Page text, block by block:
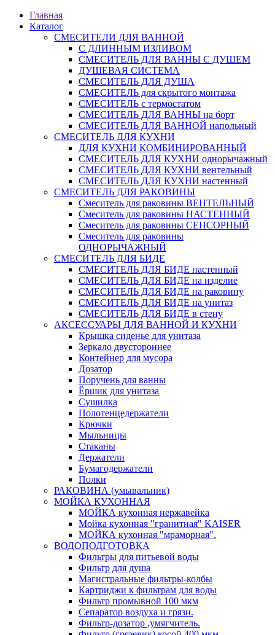
Главная
Каталог
СМЕСИТЕЛИ ДЛЯ ВАННОЙ
С ДЛИННЫМ ИЗЛИВОМ
СМЕСИТЕЛЬ ДЛЯ ВАННЫ С ДУШЕМ
ДУШЕВАЯ СИСТЕМА
СМЕСИТЕЛЬ ДЛЯ ДУША
СМЕСИТЕЛЬ для скрытого монтажа
СМЕСИТЕЛЬ с термостатом
СМЕСИТЕЛЬ ДЛЯ ВАННЫ на борт
СМЕСИТЕЛЬ ДЛЯ ВАННОЙ напольный
СМЕСИТЕЛЬ ДЛЯ КУХНИ
ДЛЯ КУХНИ КОМБИНИРОВАННЫЙ
СМЕСИТЕЛЬ ДЛЯ КУХНИ однорычажный
СМЕСИТЕЛЬ ДЛЯ КУХНИ вентельный
СМЕСИТЕЛЬ ДЛЯ КУХНИ настенный
СМЕСИТЕЛЬ ДЛЯ РАКОВИНЫ
Смеситель для раковины ВЕНТЕЛЬНЫЙ
Смеситель для раковины НАСТЕННЫЙ
Смеситель для раковины СЕНСОРНЫЙ
Смеситель для раковины
ОДНОРЫЧАЖНЫЙ
СМЕСИТЕЛЬ ДЛЯ БИДЕ
СМЕСИТЕЛЬ ДЛЯ БИДЕ настенный
СМЕСИТЕЛЬ ДЛЯ БИДЕ на изделие
СМЕСИТЕЛЬ ДЛЯ БИДЕ на раковину
СМЕСИТЕЛЬ ДЛЯ БИДЕ на унитаз
СМЕСИТЕЛЬ ДЛЯ БИДЕ в стену
АКСЕССУАРЫ ДЛЯ ВАННОЙ И КУХНИ
Крышка сиденье для унитаза
Зеркало двустороннее
Контейнер для мусора
Дозатор
Поручень для ванны
Ёршик для унитаза
Сушилка
Полотенцедержатели
Крючки
Мыльницы
Стаканы
Держатели
Бумагодержатели
Полки
РАКОВИНА (умывальник)
МОЙКА КУХОННАЯ
МОЙКА кухонная нержавейка
Мойка кухонная "гранитная" KAISER
МОЙКА кухонная "мраморная".
ВОДОПОДГОТОВКА
Фильтры для питьевой воды
Фильтр для душа
Магистральные фильтры-колбы
Картриджи к фильтрам для воды
Фильтр промывной 100 мкм
Сепаратор воздуха и грязи.
Фильтр-дозатор ,умягчитель.